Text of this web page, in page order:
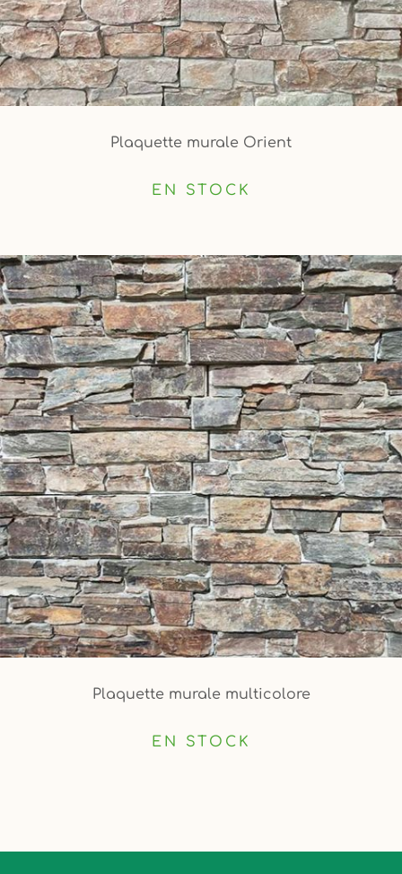
Plaquette murale Orient
EN STOCK
Plaquette murale multicolore
EN STOCK